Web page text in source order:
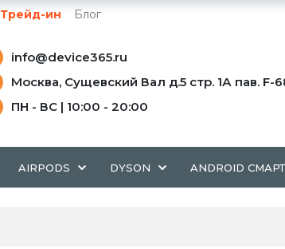
Трейд-ин Блог
info@device365.ru
Москва, Сущевский Вал д.5 стр. 1А пав. F-
ПН - ВС | 10:00 - 20:00
AIRPODS DYSON ANDROID